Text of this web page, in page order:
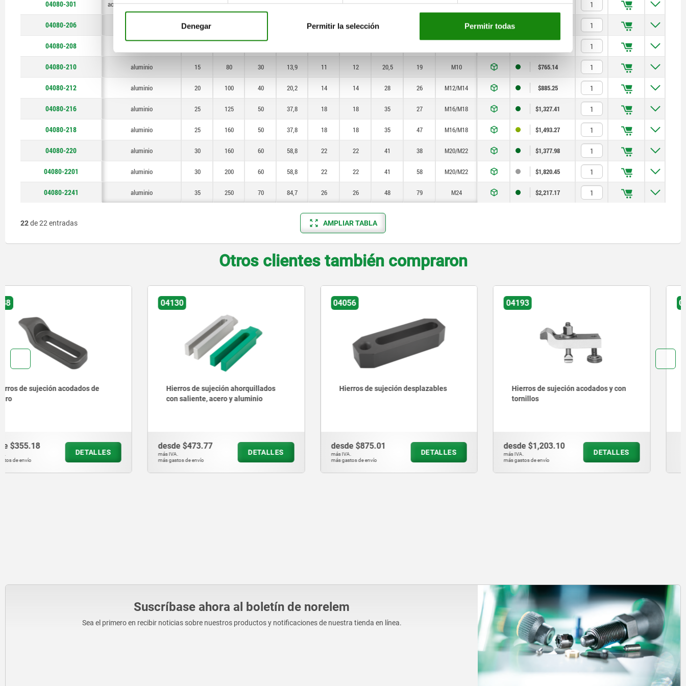
Denegar Permitir la selección Permitir todas
04080-301 acero templado y revenido 50 315 80 135 34 34 62 96 M30/M32 $3,148.17
04080-206 10 7 8
04080-208
04080-210 aluminio 15 80 30 13,9 11 12 20,5 19 M10 $765.14
04080-212 aluminio 20 100 40 20,2 14 14 28 26 M12/M14 $885.25
04080-216 aluminio 25 125 50 37,8 18 18 35 27 M16/M18 $1,327.41
04080-218 aluminio 25 160 50 37,8 18 18 35 47 M16/M18 $1,493.27
04080-220 aluminio 30 160 60 58,8 22 22 41 38 M20/M22 $1,377.98
04080-2201 aluminio 30 200 60 58,8 22 22 41 58 M20/M22 $1,820.45
04080-2241 aluminio 35 250 70 84,7 26 26 48 79 M24 $2,217.17
22de 22 entradas AMPLIAR TABLA
Otros clientes también compraron
Hierros de sujeción ahorquillados
desde $473.77
más gastos de envío
DETALLES
Hierros de sujeción desplazables
desde $875.01
más gastos de envío
DETALLES
Hierros de sujeción acodados y con
desde $1,203.10
más gastos de envío
DETALLES
Hierros de sujeción
desde$289.27
más gastos de envío
DETALLES
Suscríbase ahora al boletín de norelem
Sea el primero en recibir noticias sobre nuestros productos y notificaciones de nuestra tienda en línea.